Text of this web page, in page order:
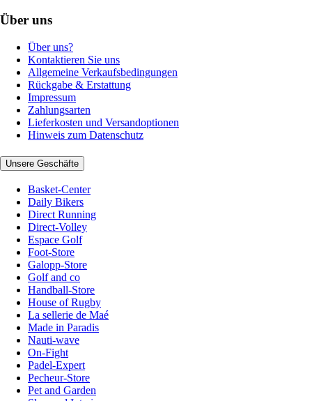
Über uns
Über uns?
Kontaktieren Sie uns
Allgemeine Verkaufsbedingungen
Rückgabe & Erstattung
Impressum
Zahlungsarten
Lieferkosten und Versandoptionen
Hinweis zum Datenschutz
Unsere Geschäfte
Basket-Center
Daily Bikers
Direct Running
Direct-Volley
Espace Golf
Foot-Store
Galopp-Store
Golf and co
Handball-Store
House of Rugby
La sellerie de Maé
Made in Paradis
Nauti-wave
On-Fight
Padel-Expert
Pecheur-Store
Pet and Garden